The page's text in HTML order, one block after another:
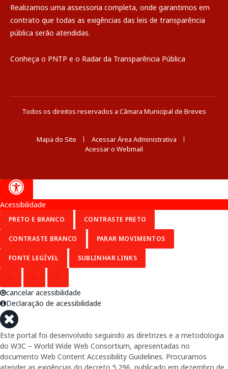
Realizamos uma assessoria completa, onde garantimos em
contrato que todas as exigências das leis de transparência
pública serão atendidas.
Conheça o PNTP e o Radar da Transparência Pública
Todos os direitos reservados a Câmara Municipal de Breves
Mapa do Site
Acessar Área Administrativa
Acessar o Webmail
Acessibilidade
PRETO E BRANCO CONTRASTE PRETO
CONTRASTE BRANCO PARAR MOVIMENTOS
FONTE LEGÍVEL SUBLINHAR LINKS
cancelar acessibilidade
Declaração de acessibilidade
Este portal foi desenvolvido seguindo as diretrizes e a metodologia
do W3C – World Wide Web Consortium, apresentadas no
documento Web Content Accessibility Guidelines. Procuramos